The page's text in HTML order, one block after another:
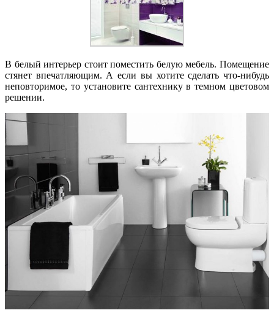
В белый интерьер стоит поместить белую мебель. Помещение
стянет впечатляющим. А если вы хотите сделать что-нибудь
неповторимое, то установите сантехнику в темном цветовом
решении.